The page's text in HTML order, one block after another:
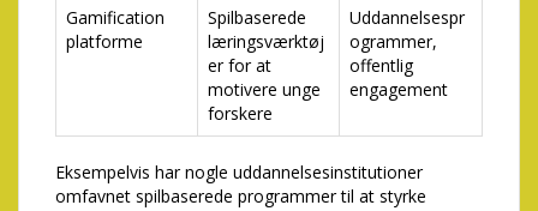
Gamification
platforme
Spilbaserede
læringsværktøj
er for at
motivere unge
forskere
Uddannelsespr
ogrammer,
offentlig
engagement
Eksempelvis har nogle uddannelsesinstitutioner
omfavnet spilbaserede programmer til at styrke